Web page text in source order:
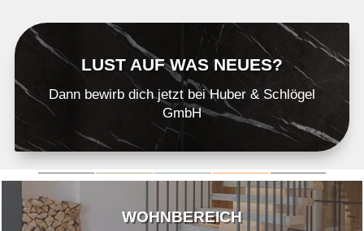
LUST AUF WAS NEUES?
Dann bewirb dich jetzt bei Huber & Schlögel
GmbH
WOHNBEREICH